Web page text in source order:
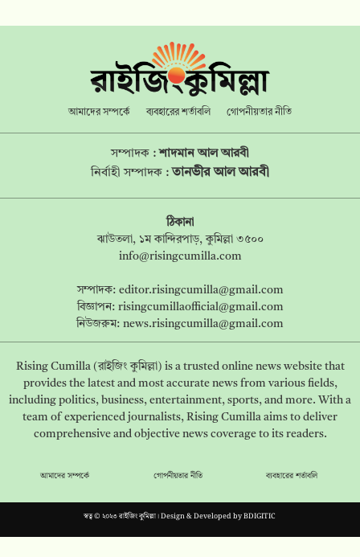
আমাদের সম্পর্কে ব্যবহারের শর্তাবলি গোপনীয়তার নীতি
সম্পাদক :শাদমান আল আরবী
নির্বাহী সম্পাদক : তানভীর আল আরবী
ঠিকানা
ঝাউতলা, ১ম কান্দিরপাড়, কুমিল্লা ৩৫০০
info@risingcumilla.com
সম্পাদক: editor.risingcumilla@gmail.com
বিজ্ঞাপন: risingcumillaofficial@gmail.com
নিউজরুম: news.risingcumilla@gmail.com
Rising Cumilla (রাইজিং কুমিল্লা) is a trusted online news website that
provides the latest and most accurate news from various fields,
including politics, business, entertainment, sports, and more. With a
team of experienced journalists, Rising Cumilla aims to deliver
comprehensive and objective news coverage to its readers.
আমাদের সম্পর্কে গোপনীয়তার নীতি ব্যবহারের শর্তাবলি
স্বত্ব © ২০২৩ রাইজিং কুমিল্লা। Design & Developed byBDIGITIC